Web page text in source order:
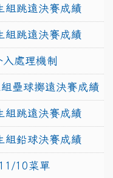
組跳遠決賽成績
組跳遠決賽成績
處理機制
壘球擲遠決賽成績
組跳遠決賽成績
組鉛球決賽成績
10菜單